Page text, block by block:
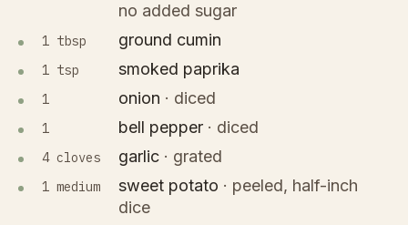
no added sugar
1 tbsp ground cumin
1 tsp smoked paprika
1 onion · diced
1 bell pepper · diced
4 cloves garlic · grated
1 medium sweet potato · peeled, half-inch
dice